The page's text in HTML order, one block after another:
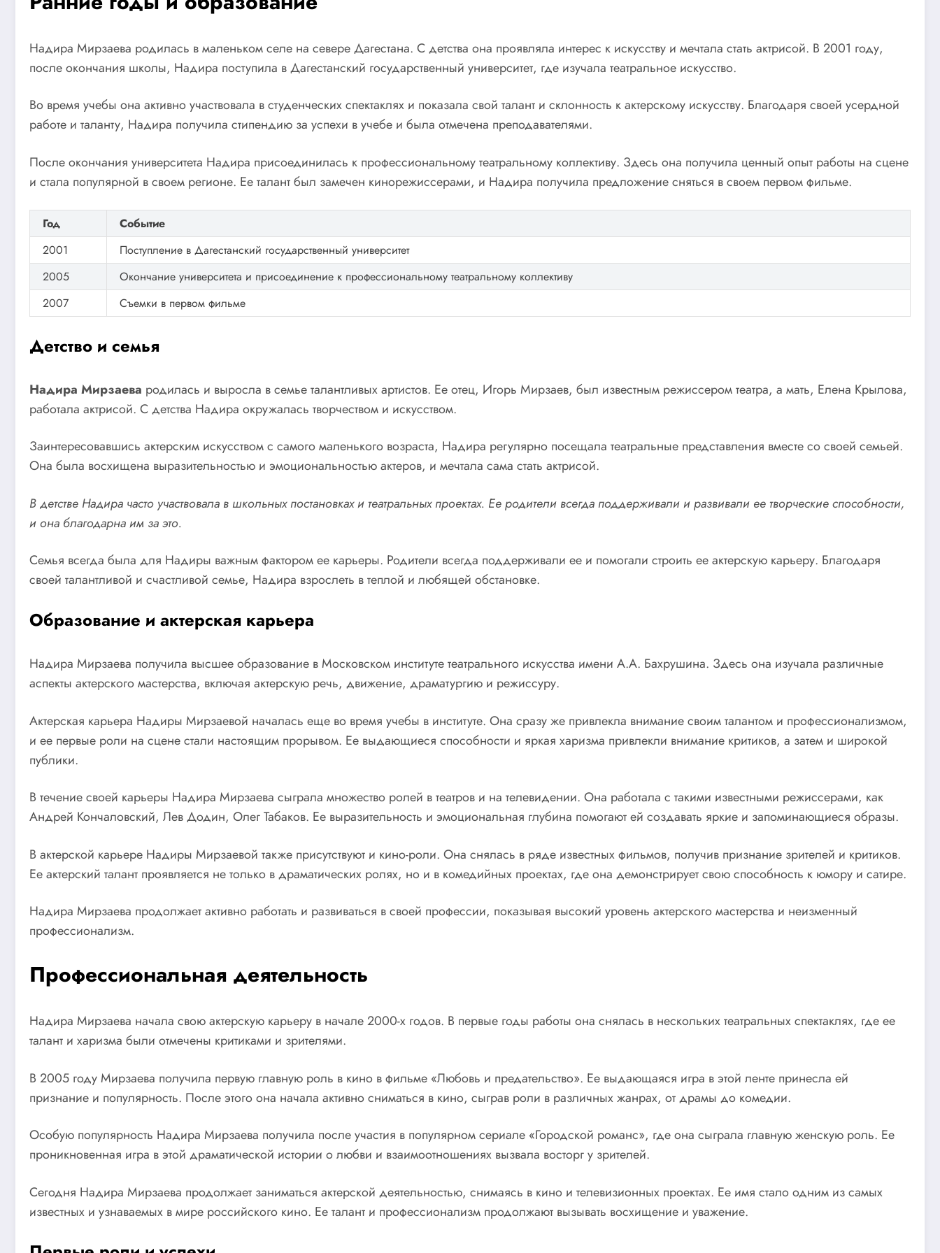
Надира Мирзаева родилась в маленьком селе на севере Дагестана. С детства она проявляла интерес к искусству и мечтала стать актрисой. В 2001 году,
после окончания школы, Надира поступила в Дагестанский государственный университет, где изучала театральное искусство.
Во время учебы она активно участвовала в студенческих спектаклях и показала свой талант и склонность к актерскому искусству. Благодаря своей усердной
работе и таланту, Надира получила стипендию за успехи в учебе и была отмечена преподавателями.
После окончания университета Надира присоединилась к профессиональному театральному коллективу. Здесь она получила ценный опыт работы на сцене
и стала популярной в своем регионе. Ее талант был замечен кинорежиссерами, и Надира получила предложение сняться в своем первом фильме.
Год
Событие
2001
Поступление в Дагестанский государственный университет
2005
Окончание университета и присоединение к профессиональному театральному коллективу
2007
Съемки в первом фильме
Детство и семья
Надира Мирзаева родилась и выросла в семье талантливых артистов. Ее отец, Игорь Мирзаев, был известным режиссером театра, а мать, Елена Крылова,
работала актрисой. С детства Надира окружалась творчеством и искусством.
Заинтересовавшись актерским искусством с самого маленького возраста, Надира регулярно посещала театральные представления вместе со своей семьей.
Она была восхищена выразительностью и эмоциональностью актеров, и мечтала сама стать актрисой.
В детстве Надира часто участвовала в школьных постановках и театральных проектах. Ее родители всегда поддерживали и развивали ее творческие способности,
и она благодарна им за это.
Семья всегда была для Надиры важным фактором ее карьеры. Родители всегда поддерживали ее и помогали строить ее актерскую карьеру. Благодаря
своей талантливой и счастливой семье, Надира взрослеть в теплой и любящей обстановке.
Образование и актерская карьера
Надира Мирзаева получила высшее образование в Московском институте театрального искусства имени А.А. Бахрушина. Здесь она изучала различные
аспекты актерского мастерства, включая актерскую речь, движение, драматургию и режиссуру.
Актерская карьера Надиры Мирзаевой началась еще во время учебы в институте. Она сразу же привлекла внимание своим талантом и профессионализмом,
и ее первые роли на сцене стали настоящим прорывом. Ее выдающиеся способности и яркая харизма привлекли внимание критиков, а затем и широкой
публики.
В течение своей карьеры Надира Мирзаева сыграла множество ролей в театров и на телевидении. Она работала с такими известными режиссерами, как
Андрей Кончаловский, Лев Додин, Олег Табаков. Ее выразительность и эмоциональная глубина помогают ей создавать яркие и запоминающиеся образы.
В актерской карьере Надиры Мирзаевой также присутствуют и кино-роли. Она снялась в ряде известных фильмов, получив признание зрителей и критиков.
Ее актерский талант проявляется не только в драматических ролях, но и в комедийных проектах, где она демонстрирует свою способность к юмору и сатире.
Надира Мирзаева продолжает активно работать и развиваться в своей профессии, показывая высокий уровень актерского мастерства и неизменный
профессионализм.
Профессиональная деятельность
Надира Мирзаева начала свою актерскую карьеру в начале 2000-х годов. В первые годы работы она снялась в нескольких театральных спектаклях, где ее
талант и харизма были отмечены критиками и зрителями.
В 2005 году Мирзаева получила первую главную роль в кино в фильме «Любовь и предательство». Ее выдающаяся игра в этой ленте принесла ей
признание и популярность. После этого она начала активно сниматься в кино, сыграв роли в различных жанрах, от драмы до комедии.
Особую популярность Надира Мирзаева получила после участия в популярном сериале «Городской романс», где она сыграла главную женскую роль. Ее
проникновенная игра в этой драматической истории о любви и взаимоотношениях вызвала восторг у зрителей.
Сегодня Надира Мирзаева продолжает заниматься актерской деятельностью, снимаясь в кино и телевизионных проектах. Ее имя стало одним из самых
известных и узнаваемых в мире российского кино. Ее талант и профессионализм продолжают вызывать восхищение и уважение.